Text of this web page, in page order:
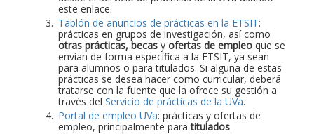
este enlace.
Tablón de anuncios de prácticas en la ETSIT:
prácticas en grupos de investigación, así como
otras prácticas, becas y ofertas de empleo que se
envían de forma específica a la ETSIT, ya sean
para alumnos o para titulados. Si alguna de estas
prácticas se desea hacer como curricular, deberá
tratarse con la fuente que la ofrece su gestión a
través del Servicio de prácticas de la UVa.
Portal de empleo UVa: prácticas y ofertas de
empleo, principalmente paratitulados.